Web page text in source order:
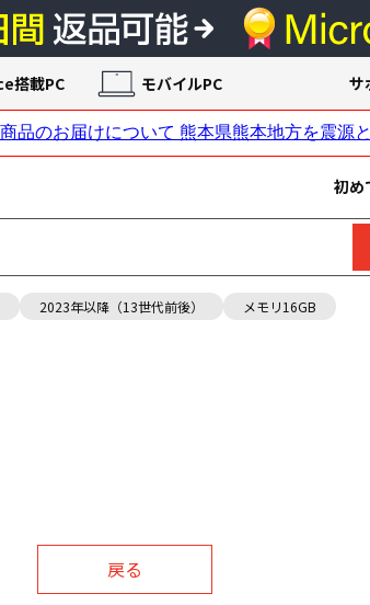
初め
2023年以降（13世代前後） メモリ16GB
搭載PC モバイルPC サ
戻る